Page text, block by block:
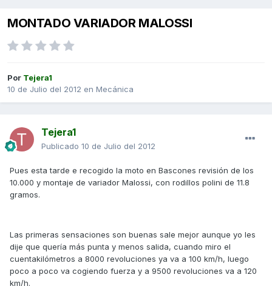
MONTADO VARIADOR MALOSSI
Por Tejera1
10 de Julio del 2012 en Mecánica
Tejera1
Publicado 10 de Julio del 2012
Pues esta tarde e recogido la moto en Bascones revisión de los
10.000 y montaje de variador Malossi, con rodillos polini de 11.8
gramos.
Las primeras sensaciones son buenas sale mejor aunque yo les
dije que quería más punta y menos salida, cuando miro el
cuentakilómetros a 8000 revoluciones ya va a 100 km/h, luego
poco a poco va cogiendo fuerza y a 9500 revoluciones va a 120
km/h.